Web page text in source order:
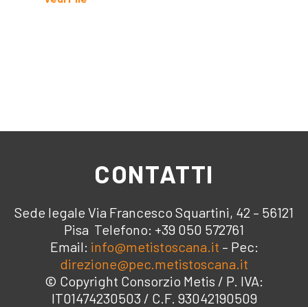
CONTATTI
Sede legale Via Francesco Squartini, 42 – 56121
Pisa Telefono: +39 050 572761
Email: info@metistoscana.it – Pec:
direzione@pec.metistoscana.it
© Copyright Consorzio Metis / P. IVA:
IT01474230503 / C.F. 93042190509